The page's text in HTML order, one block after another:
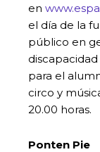
en
el día de la
público en
para el
circo y
20.00 horas.
Ponten Pie